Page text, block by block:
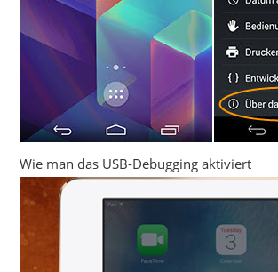
Wie man das USB-Debugging aktiviert